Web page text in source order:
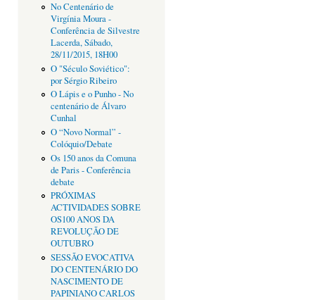
No Centenário de
Virgínia Moura -
Conferência de Silvestre
Lacerda, Sábado,
28/11/2015, 18H00
O "Século Soviético":
por Sérgio Ribeiro
O Lápis e o Punho - No
centenário de Álvaro
Cunhal
O “Novo Normal” -
Colóquio/Debate
Os 150 anos da Comuna
de Paris - Conferência
debate
PRÓXIMAS
ACTIVIDADES SOBRE
OS100 ANOS DA
REVOLUÇÃO DE
OUTUBRO
SESSÃO EVOCATIVA
DO CENTENÁRIO DO
NASCIMENTO DE
PAPINIANO CARLOS